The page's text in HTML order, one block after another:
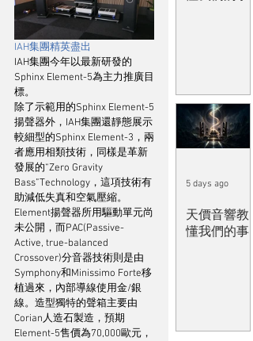
IAH集團精英盡出
IAH集團今年以最新研發的
Sphinx Element-5為主力推廣目
標。
除了示範用的Sphinx Element-5
揚聲器外，IAH集團還靜態展示
較細型的Sphinx Element-3，兩
者應用相類技術，同樣是革新
發展的“Zero Gravity
Bass”Technology，這項技術有
助減低失真和空氣壓縮。
Element揚聲器所用驅動單元尚
未公開，而PAC(Passive-
Active, true-balanced
Crossover)分音器技術則是由
Symphony和Minissimo Forte移
植過來，內部導線使用金/銀
線。造型獨特的聲箱主要由
Corian人造石製造，預期
Element-5售價為70,000歐元，
天價音響教
懂我們的事
5 days ago